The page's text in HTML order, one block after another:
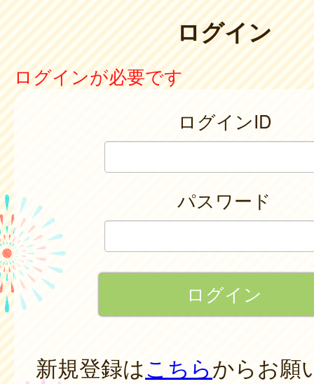
ログイン
ログインが必要です
ログインID
パスワード
新規登録はこちらからお願